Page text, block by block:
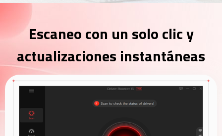
Escaneo con un solo clic y
actualizaciones instantáneas